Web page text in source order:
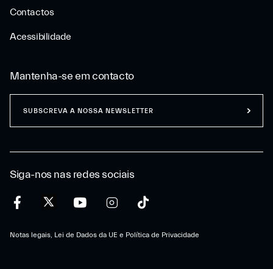
Contactos
Acessibilidade
Siga-nos nas redes sociais
Notas legais, Lei de Dados da UE e Política de Privacidade
Mantenha-se em contacto
SUBSCREVA A NOSSA NEWSLETTER